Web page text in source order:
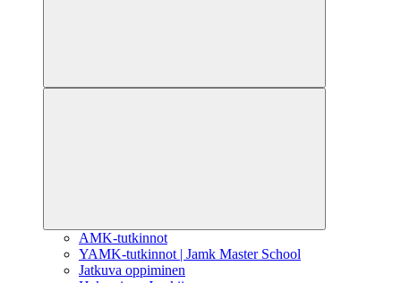
AMK-tutkinnot
YAMK-tutkinnot | Jamk Master School
Jatkuva oppiminen